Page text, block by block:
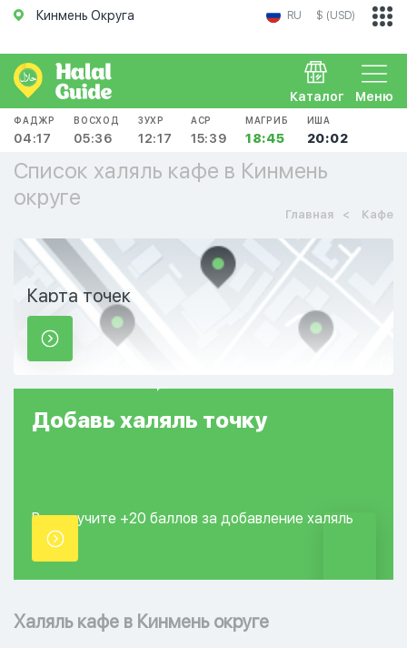
Кинмень Округа RU $ (USD)
Меню
Каталог
ФАДЖР
04:17
ВОСХОД
05:36
ЗУХР
12:17
АСР
15:39
МАГРИБ
18:45
ИША
20:02
Список халяль кафе в Кинмень
округе
Главная Кафе
Карта точек
Добавь халяль точку
Вы получите +20 баллов за добавление халяль
точки.
Халяль кафе в Кинмень округе